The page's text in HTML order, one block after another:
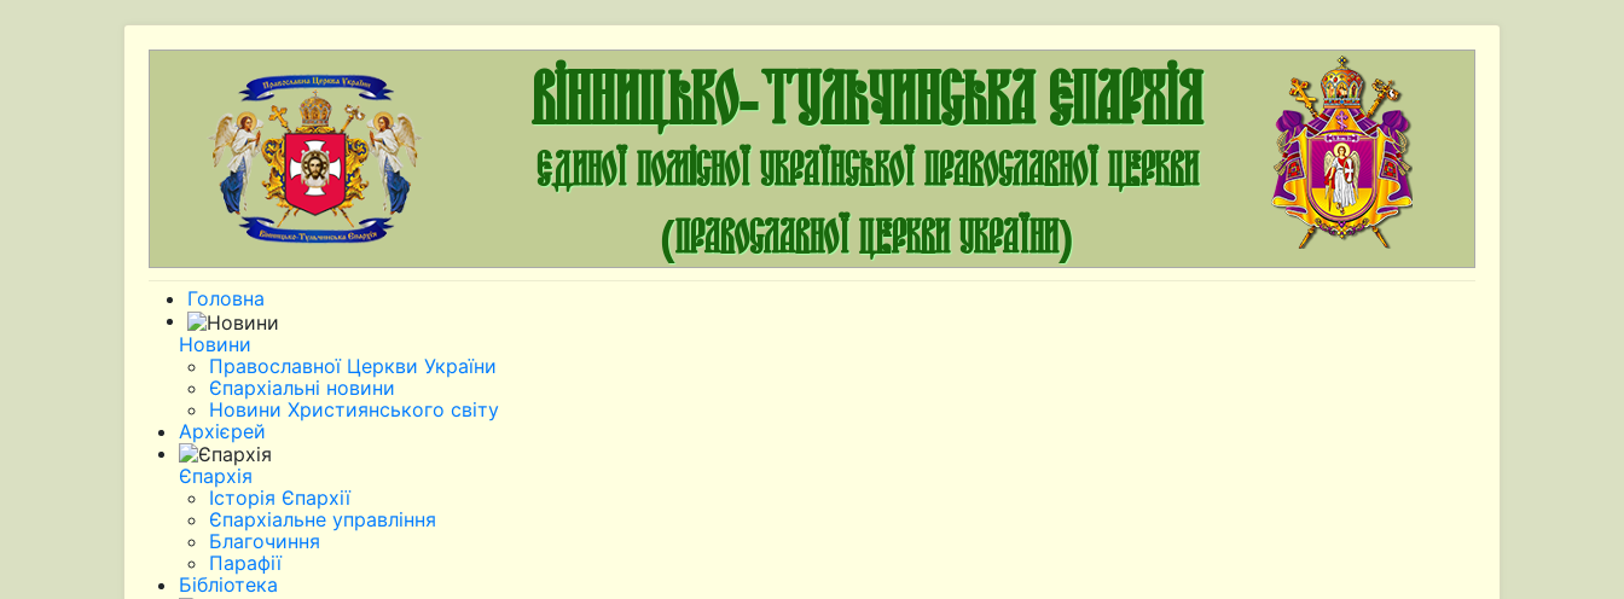
Вінницько-Тульчинська єпархія
єдиної помісної Української Православної Церкви
(Православної Церкви України)
Головна
Новини
Православної Церкви України
Єпархіальні новини
Новини Християнського світу
Архієрей
Єпархія
Історія Єпархії
Єпархіальне управління
Благочиння
Парафії
Бібліотека